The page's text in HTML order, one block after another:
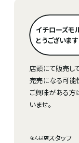
イチローズ
とうございます
店頭にて販売し
完売になる可能
ご興味がある方
いませ。
なんば店スタッフ